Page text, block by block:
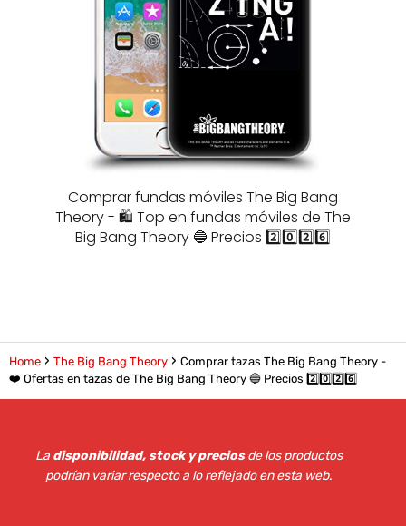
Comprar fundas móviles The Big Bang
Theory - 🛍️ Top en fundas móviles de The
Big Bang Theory 🔵 Precios 2️⃣0️⃣2️⃣6️⃣
Home The Big Bang Theory
Comprar tazas The Big Bang Theory -
❤️ Ofertas en tazas de The Big Bang Theory 🔵 Precios 2️⃣0️⃣2️⃣6️⃣
La disponibilidad, stock y preciosde los productos
podrían variar respecto a lo reflejado en esta web.